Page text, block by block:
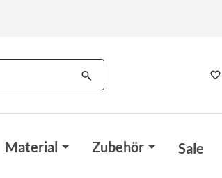
Material Zubehör Sale